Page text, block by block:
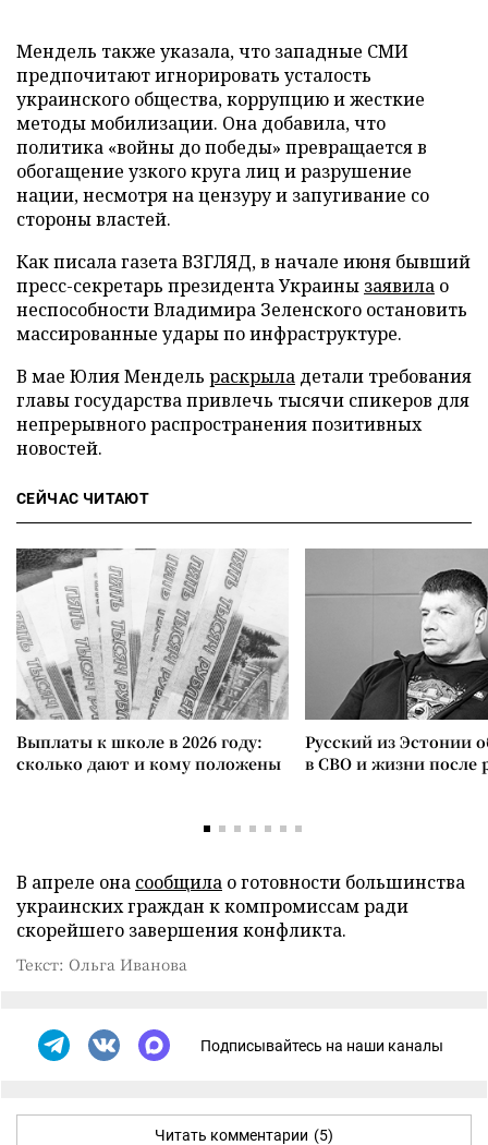
Мендель также указала, что западные СМИ
предпочитают игнорировать усталость
украинского общества, коррупцию и жесткие
методы мобилизации. Она добавила, что
политика «войны до победы» превращается в
обогащение узкого круга лиц и разрушение
нации, несмотря на цензуру и запугивание со
стороны властей.
Как писала газета ВЗГЛЯД, в начале июня бывший
пресс-секретарь президента Украины заявила о
неспособности Владимира Зеленского остановить
массированные удары по инфраструктуре.
В мае Юлия Мендель раскрыла детали требования
главы государства привлечь тысячи спикеров для
непрерывного распространения позитивных
новостей.
СЕЙЧАС ЧИТАЮТ
Выплаты к школе в 2026 году:
сколько дают и кому положены
Русский из Эстонии
в СВО и жизни после
В апреле она сообщила о готовности большинства
украинских граждан к компромиссам ради
скорейшего завершения конфликта.
Текст: Ольга Иванова
Подписывайтесь на наши каналы
Читать комментарии (5)